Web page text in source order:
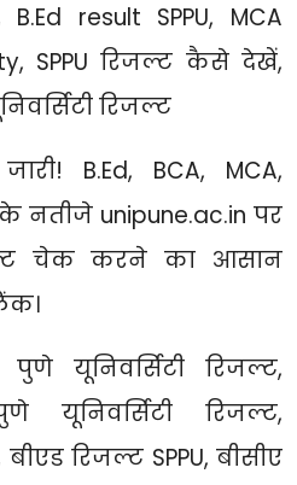
result SPPU, MCA
SPPU रिजल्ट कैसे देखें,
रिजल्ट
B.Ed, BCA, MCA,
नतीजे unipune.ac.in पर
चेक करने का आसान
पुणे यूनिवर्सिटी रिजल्ट,
यूनिवर्सिटी रिजल्ट,
रिजल्ट SPPU, बीसीए